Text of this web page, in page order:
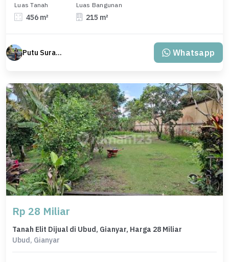
Luas Tanah
456 m²
Luas Bangunan
215 m²
Putu Suratama (wayanjaka) Whatsapp
Rp 28 Miliar
Tanah Elit Dijual di Ubud, Gianyar, Harga 28 Miliar
Ubud, Gianyar